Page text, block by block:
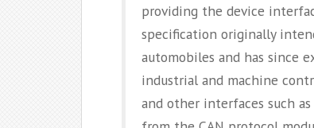
providing the device
specification originally
automobiles and has since
industrial and machine
and other interfaces such